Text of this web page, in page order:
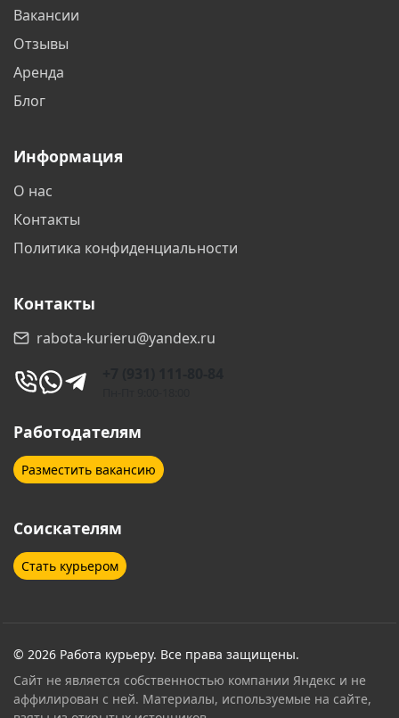
Вакансии
Отзывы
Аренда
Блог
Информация
О нас
Контакты
Политика конфиденциальности
Контакты
rabota-kurieru@yandex.ru
Работодателям
Разместить вакансию
Соискателям
Стать курьером
© 2026 Работа курьеру. Все права защищены.
Сайт не является собственностью компании Яндекс и не
аффилирован с ней. Материалы, используемые на сайте,